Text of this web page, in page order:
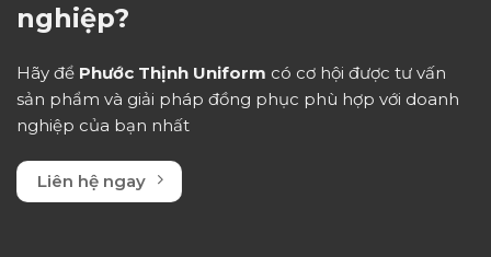
nghiệp?
Hãy để Phước Thịnh Uniform có cơ hội được tư vấn
sản phẩm và giải pháp đồng phục phù hợp với doanh
nghiệp của bạn nhất
Liên hệ ngay